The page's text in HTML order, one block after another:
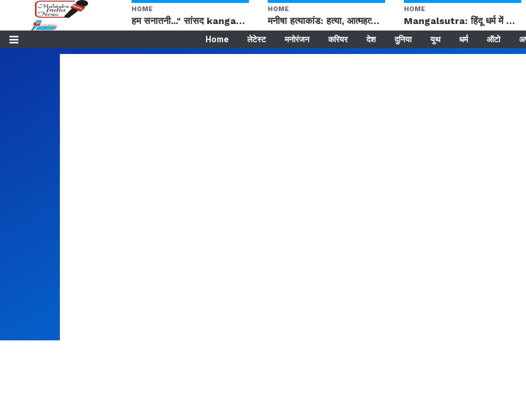
HOME
हम सनातनी..." सांसद kangana Ranaut से क्या बोली लड़की? Viral Jantar-Mantar | CJP protest
HOME
मनीषा हत्याकांड: हत्या, आत्महत्या या कोई बड़ा राज? | Full Story | Josh Haryana
HOME
Mangalsutra: हिंदू धर्म में शादी के बाद मंगलसूत्र क्यों पहनती है महिलाएं, किसने शुरु की ये परंपरा
Home लेटेस्ट मनोरंजन करियर देश दुनिया यूथ धर्म ऑटो